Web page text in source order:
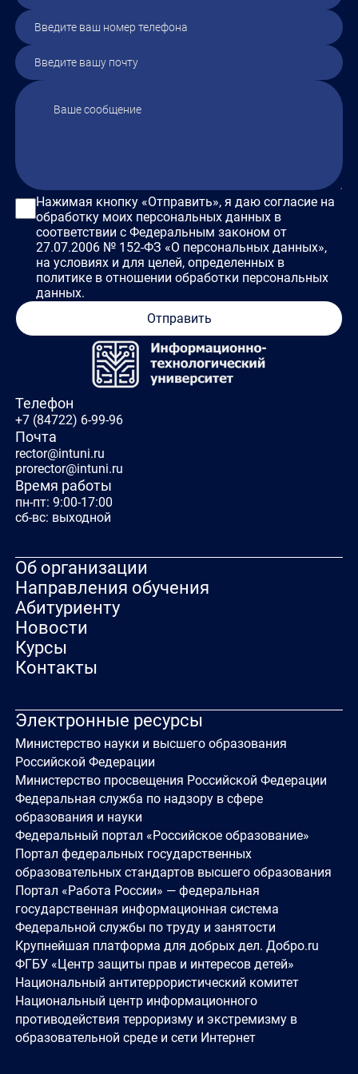
Телефон
+7 (84722) 6-99-96
Почта
rector@intuni.ru
prorector@intuni.ru
Время работы
пн-пт: 9:00-17:00
сб-вс: выходной
Об организации
Направления обучения
Абитуриенту
Новости
Курсы
Контакты
Электронные ресурсы
Министерство науки и высшего образования
Российской Федерации
Министерство просвещения Российской Федерации
Федеральная служба по надзору в сфере
образования и науки
Федеральный портал «Российское образование»
Портал федеральных государственных
образовательных стандартов высшего образования
Портал «Работа России» — федеральная
государственная информационная система
Федеральной службы по труду и занятости
Крупнейшая платформа для добрых дел. Добро.ru
ФГБУ «Центр защиты прав и интересов детей»
Национальный антитеррористический комитет
Национальный центр информационного
противодействия терроризму и экстремизму в
образовательной среде и сети Интернет
Нажимая кнопку «Отправить», я даю согласие на
обработку моих персональных данных в
соответствии с Федеральным законом от
27.07.2006 № 152-ФЗ «О персональных данных»,
на условиях и для целей, определенных в
политике в отношении обработки персональных
данных.
Отправить